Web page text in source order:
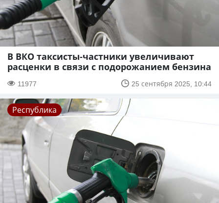
В ВКО таксисты-частники увеличивают
расценки в связи с подорожанием бензина
11977 25 сентября 2025, 10:44
Республика